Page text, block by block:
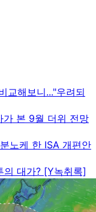
교해보니..."우려되
가 본 9월 더위 전망
노케 한 ISA 개편안
의 대가? [Y녹취록]